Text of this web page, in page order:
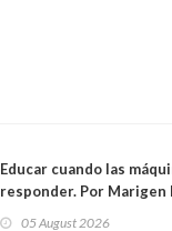
Educar cuando las
responder. Por
05 August 2026